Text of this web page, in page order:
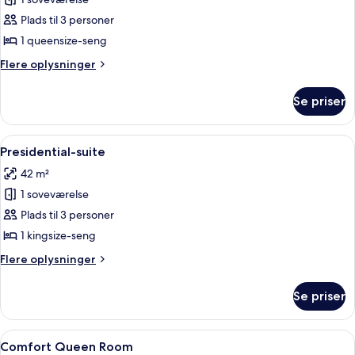
Suite
(Niranta
Suite)
Plads til 3 personer
1 queensize-seng
Flere oplysninger
Flere
(Niranta
Suite)
Se priser
Indlæs
alle
billeder
af
Presidential-
suite
En moderne stue med sofa,
8
Presidential-suite
42 m²
1 soveværelse
Plads til 3 personer
1 kingsize-seng
Flere oplysninger
Flere
suite
Se priser
Indlæs
Et hotelværelse med seng,
2
Comfort Queen Room